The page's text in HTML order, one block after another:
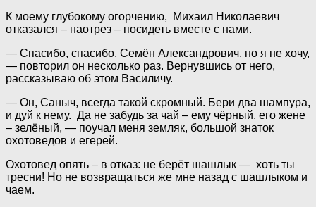
К моему глубокому огорчению, Михаил Николаевич
отказался – наотрез – посидеть вместе с нами.
— Спасибо, спасибо, Семён Александрович, но я не хочу,
— повторил он несколько раз. Вернувшись от него,
рассказываю об этом Василичу.
— Он, Саныч, всегда такой скромный. Бери два шампура,
и дуй к нему. Да не забудь за чай – ему чёрный, его жене
– зелёный, — поучал меня земляк, большой знаток
охотоведов и егерей.
Охотовед опять – в отказ: не берёт шашлык — хоть ты
тресни! Но не возвращаться же мне назад с шашлыком и
чаем.